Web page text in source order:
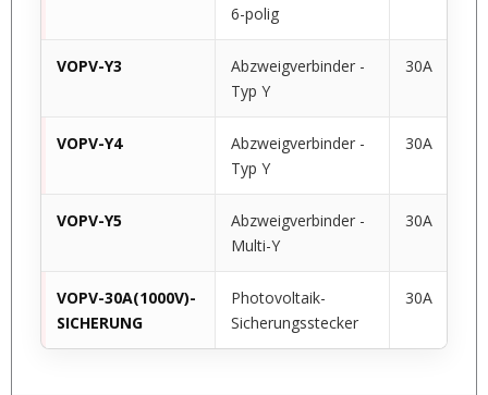
6-polig
VOPV-Y3
Abzweigverbinder -
Typ Y
30A
VOPV-Y4
Abzweigverbinder -
Typ Y
30A
VOPV-Y5
Abzweigverbinder -
Multi-Y
30A
VOPV-30A(1000V)-
SICHERUNG
Photovoltaik-
Sicherungsstecker
30A